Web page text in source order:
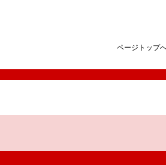
ページトップ